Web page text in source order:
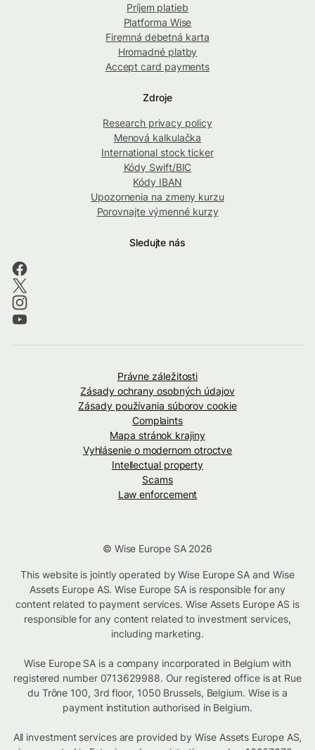
Príjem platieb
Platforma Wise
Firemná debetná karta
Hromadné platby
Accept card payments
Zdroje
Research privacy policy
Menová kalkulačka
International stock ticker
Kódy Swift/BIC
Kódy IBAN
Upozornenia na zmeny kurzu
Porovnajte výmenné kurzy
Sledujte nás
Právne záležitosti
Zásady ochrany osobných údajov
Zásady používania súborov cookie
Complaints
Mapa stránok krajiny
Vyhlásenie o modernom otroctve
Intellectual property
Scams
Law enforcement
© Wise Europe SA 2026
This website is jointly operated by Wise Europe SA and Wise
Assets Europe AS. Wise Europe SA is responsible for any
content related to payment services. Wise Assets Europe AS is
responsible for any content related to investment services,
including marketing.
Wise Europe SA is a company incorporated in Belgium with
registered number 0713629988. Our registered office is at Rue
du Trône 100, 3rd floor, 1050 Brussels, Belgium. Wise is a
payment institution authorised in Belgium.
All investment services are provided by Wise Assets Europe AS,